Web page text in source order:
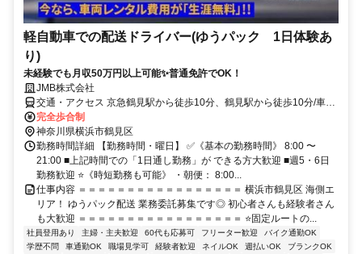
軽自動車での配送ドライバー(ゆうパック 1日体験あ
り)
未経験でも月収50万円以上可能✨普通免許でOK！
JMB株式会社
交通・アクセス 京急鶴見駅から徒歩10分、鶴見駅から徒歩10分/車通
勤OK
完全歩合制
神奈川県横浜市鶴見区
勤務時間詳細 【勤務時間・曜日】 ✅《基本の勤務時間》 8:00 〜
21:00 ■上記時間での「1日通し勤務」が できる方大歓迎 ■週5・6日
勤務歓迎 ⭐《時短勤務も可能》 ・朝便： 8:00...
仕事内容 ＝＝＝＝＝＝＝＝＝＝＝＝＝＝＝＝＝ 横浜市鶴見区 海側エ
リア！ ゆうパック配送 業務委託募集です◎ 初心者さんも経験者さん
も大歓迎 ＝＝＝＝＝＝＝＝＝＝＝＝＝＝＝＝＝ ⭐固定ルートの...
社員登用あり 主婦・主夫歓迎 60代も応募可 フリーター歓迎
バイク通勤OK
学歴不問
車通勤OK 職場見学可 経験者歓迎 ネイルOK 週払いOK
ブランクOK